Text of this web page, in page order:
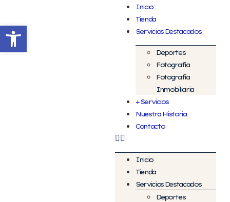
Inicio
Tienda
Servicios Destacados
Deportes
Fotografía
Fotografía
Inmobiliaria
+ Servicios
Nuestra Historia
Contacto
Inicio
Tienda
Servicios Destacados
Deportes
Abrir barra de herramientas